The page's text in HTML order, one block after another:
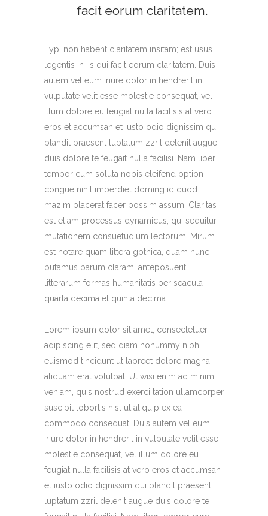
facit eorum claritatem.
Typi non habent claritatem insitam; est usus
legentis in iis qui facit eorum claritatem. Duis
autem vel eum iriure dolor in hendrerit in
vulputate velit esse molestie consequat, vel
illum dolore eu feugiat nulla facilisis at vero
eros et accumsan et iusto odio dignissim qui
blandit praesent luptatum zzril delenit augue
duis dolore te feugait nulla facilisi. Nam liber
tempor cum soluta nobis eleifend option
congue nihil imperdiet doming id quod
mazim placerat facer possim assum. Claritas
est etiam processus dynamicus, qui sequitur
mutationem consuetudium lectorum. Mirum
est notare quam littera gothica, quam nunc
putamus parum claram, anteposuerit
litterarum formas humanitatis per seacula
quarta decima et quinta decima.
Lorem ipsum dolor sit amet, consectetuer
adipiscing elit, sed diam nonummy nibh
euismod tincidunt ut laoreet dolore magna
aliquam erat volutpat. Ut wisi enim ad minim
veniam, quis nostrud exerci tation ullamcorper
suscipit lobortis nisl ut aliquip ex ea
commodo consequat. Duis autem vel eum
iriure dolor in hendrerit in vulputate velit esse
molestie consequat, vel illum dolore eu
feugiat nulla facilisis at vero eros et accumsan
et iusto odio dignissim qui blandit praesent
luptatum zzril delenit augue duis dolore te